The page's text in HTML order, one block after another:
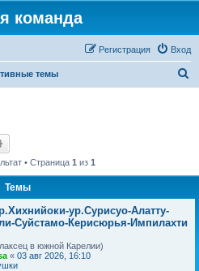
команда
Вход
Регистрация
темы
• Страница 1 из 1
Темы
ур.Сурисуо-Алатту-
Суйстамо-Керисюрья-Импилахти
в южной Карелии)
« 03 авг 2026, 16:10